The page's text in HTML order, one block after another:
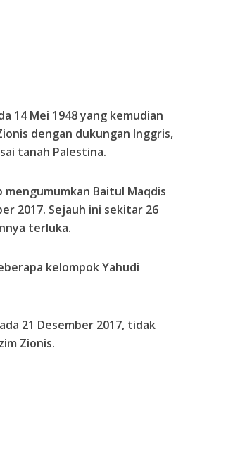
14 Mei 1948 yang kemudian
dengan dukungan Inggris,
tanah Palestina.
Baitul Maqdis
2017. Sejauh ini sekitar 26
terluka.
kelompok Yahudi
21 Desember 2017, tidak
Zionis.